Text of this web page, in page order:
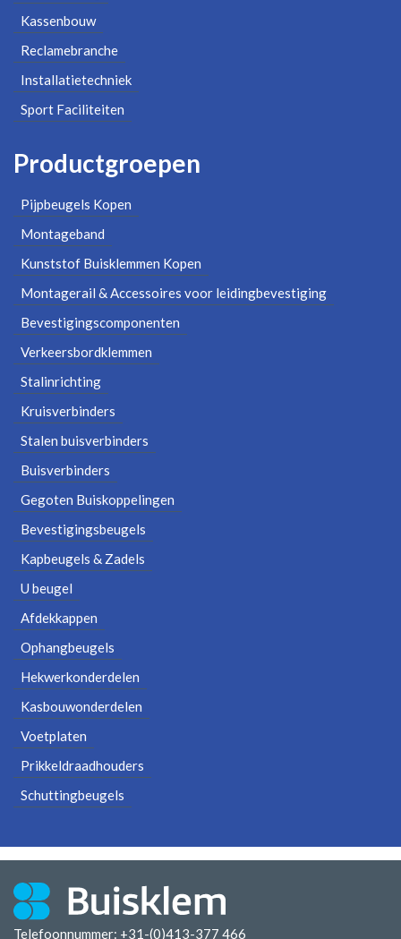
Kassenbouw
Reclamebranche
Installatietechniek
Sport Faciliteiten
Productgroepen
Pijpbeugels Kopen
Montageband
Kunststof Buisklemmen Kopen
Montagerail & Accessoires voor leidingbevestiging
Bevestigingscomponenten
Verkeersbordklemmen
Stalinrichting
Kruisverbinders
Stalen buisverbinders
Buisverbinders
Gegoten Buiskoppelingen
Bevestigingsbeugels
Kapbeugels & Zadels
U beugel
Afdekkappen
Ophangbeugels
Hekwerkonderdelen
Kasbouwonderdelen
Voetplaten
Prikkeldraadhouders
Schuttingbeugels
Telefoonnummer: +31-(0)413-377 466